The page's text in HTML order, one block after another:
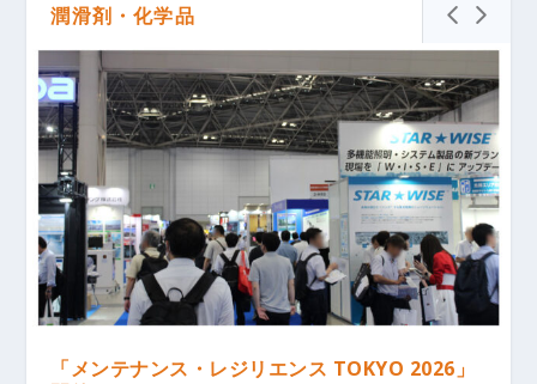
潤滑剤・化学品
「メンテナンス・レジリエンス TOKYO 2026」